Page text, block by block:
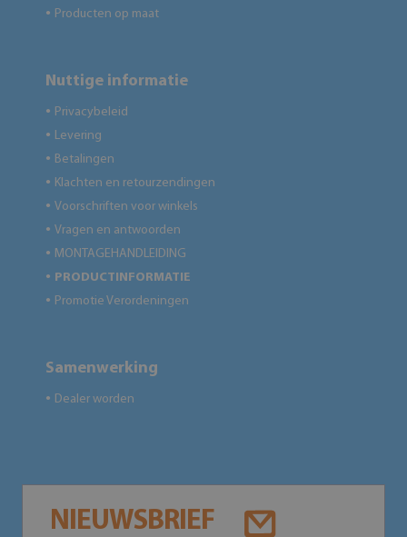
● Producten op maat
Nuttige informatie
● Privacybeleid
● Levering
● Betalingen
● Klachten en retourzendingen
● Voorschriften voor winkels
● Vragen en antwoorden
● MONTAGEHANDLEIDING
● PRODUCTINFORMATIE
● Promotie Verordeningen
Samenwerking
● Dealer worden
NIEUWSBRIEF